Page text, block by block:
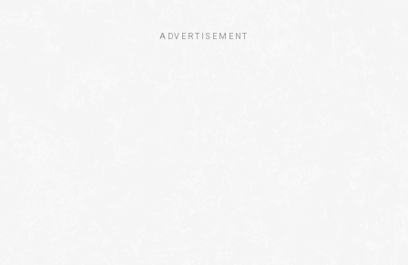
ADVERTISEMENT